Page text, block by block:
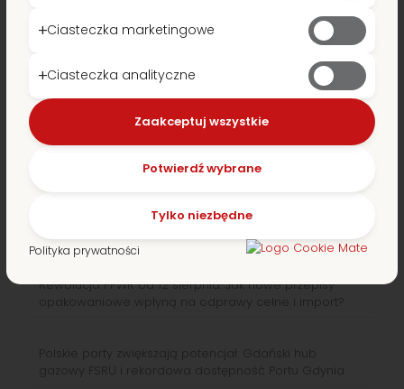
Wilhelmshaven zyskuje na znaczeniu, ale Hamburg
pozostaje liderem: Przetasowania w niemieckich
portach
Sierpień na szlakach morskich: Przełom na trasie
sueskiej i reaktywacja Północnego Szlaku Morskiego
Sierpień na Jedwabnym Szlaku: Stabilna dynamika
przewozów i nowe wytyczne proceduralne
Rewolucja PPWR od 12 sierpnia: Jak nowe przepisy
opakowaniowe wpłyną na odprawy celne i import?
Polskie porty zwiększają potencjał: Gdański hub
gazowy FSRU i rekordowa dostępność Portu Gdynia
Ciasteczka marketingowe
Ciasteczka analityczne
Tylko niezbędne
Potwierdź wybrane
Zaakceptuj wszystkie
Polityka prywatności